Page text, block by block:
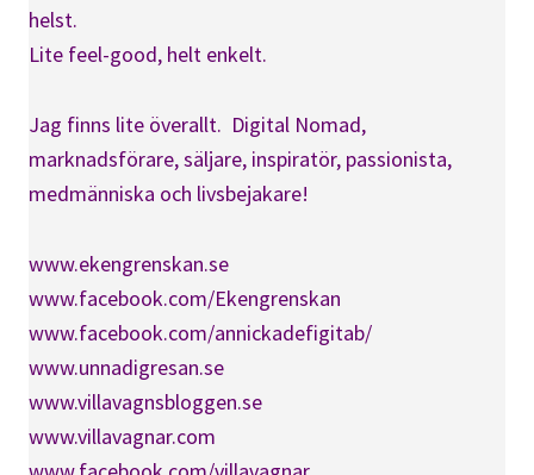
helst.
Lite feel-good, helt enkelt.
Jag finns lite överallt. Digital Nomad,
marknadsförare, säljare, inspiratör, passionista,
medmänniska och livsbejakare!
www.ekengrenskan.se
www.facebook.com/Ekengrenskan
www.facebook.com/annickadefigitab/
www.unnadigresan.se
www.villavagnsbloggen.se
www.villavagnar.com